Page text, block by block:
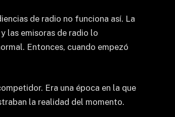
de radio no funciona así. La
las emisoras de radio lo
Entonces, cuando empezó
Era una época en la que
la realidad del momento.